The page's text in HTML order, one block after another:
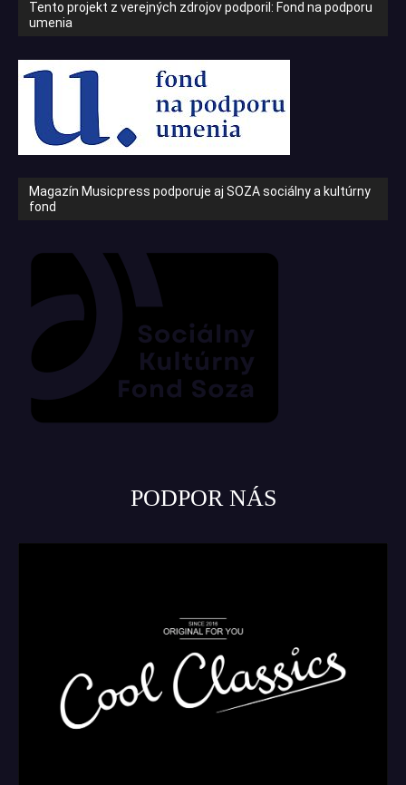
Tento projekt z verejných zdrojov podporil: Fond na podporu
umenia
Magazín Musicpress podporuje aj SOZA sociálny a kultúrny
fond
PODPOR NÁS